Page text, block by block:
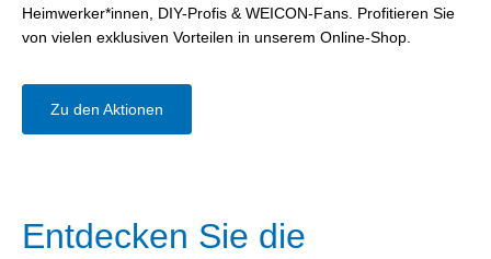
Heimwerker*innen, DIY-Profis & WEICON-Fans. Profitieren Sie
von vielen exklusiven Vorteilen in unserem Online-Shop.
Zu den Aktionen
Entdecken Sie die